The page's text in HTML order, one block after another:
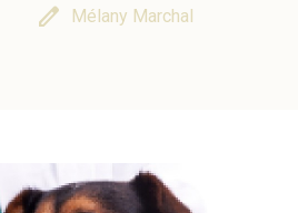
edit Mélany Marchal